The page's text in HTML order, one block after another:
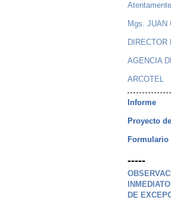
Mgs. JUAN
DIRECTOR
AGENCIA
ARCOTEL
Informe
Proyecto
Formulario
-----
DE